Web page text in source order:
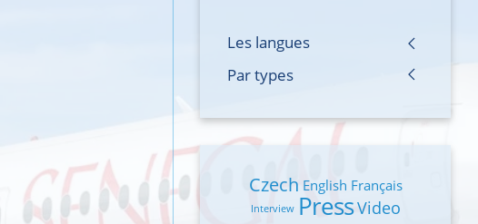
Les langues
Par types
Czech English Français
Interview PressVideo